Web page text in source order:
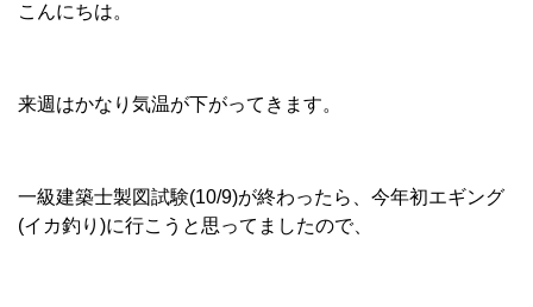
こんにちは。
来週はかなり気温が下がってきます。
一級建築士製図試験(10/9)が終わったら、今年初エギング
(イカ釣り)に行こうと思ってましたので、